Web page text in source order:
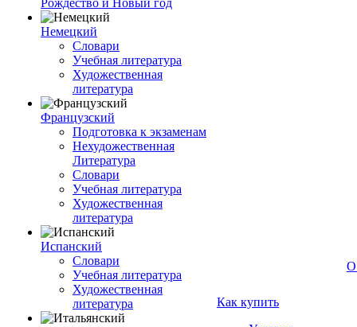
Рождество и Новый год
Немецкий
Словари
Учебная литература
Художественная
литература
Французский
Подготовка к экзаменам
Нехудожественная
Литература
Словари
Учебная литература
Художественная
литература
Испанский
Словари
Учебная литература
Художественная
литература
Как купить
О